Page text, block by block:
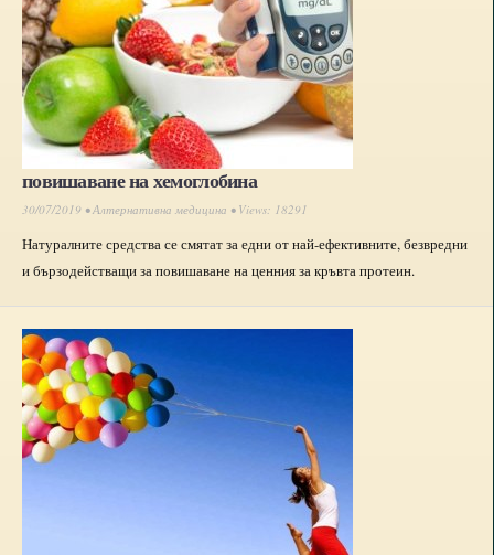
повишаване на хемоглобина
30/07/2019 •Алтернативна медицина • Views: 18291
Натуралните средства се смятат за едни от най-ефективните, безвредни
и бързодействащи за повишаване на ценния за кръвта протеин.